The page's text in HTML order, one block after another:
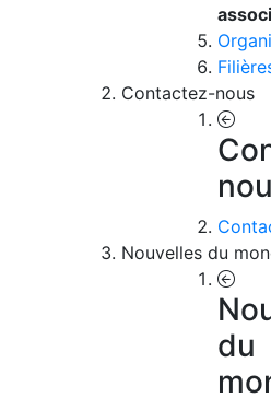
Contactez-nous
Nouvelles du
du